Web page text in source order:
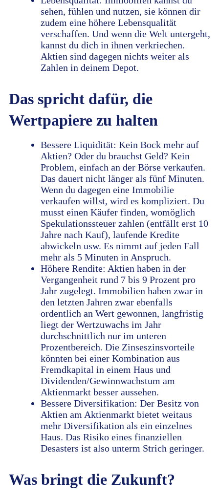
sehen, fühlen und nutzen, sie können dir
zudem eine höhere Lebensqualität
verschaffen. Und wenn die Welt untergeht,
kannst du dich in ihnen verkriechen.
Aktien sind dagegen nichts weiter als
Zahlen in deinem Depot.
Das spricht dafür, die
Wertpapiere zu halten
Bessere Liquidität: Kein Bock mehr auf
Aktien? Oder du brauchst Geld? Kein
Problem, einfach an der Börse verkaufen.
Das dauert nicht länger als fünf Minuten.
Wenn du dagegen eine Immobilie
verkaufen willst, wird es kompliziert. Du
musst einen Käufer finden, womöglich
Spekulationssteuer zahlen (entfällt erst 10
Jahre nach Kauf), laufende Kredite
abwickeln usw. Es nimmt auf jeden Fall
mehr als 5 Minuten in Anspruch.
Höhere Rendite: Aktien haben in der
Vergangenheit rund 7 bis 9 Prozent pro
Jahr zugelegt. Immobilien haben zwar in
den letzten Jahren zwar ebenfalls
ordentlich an Wert gewonnen, langfristig
liegt der Wertzuwachs im Jahr
durchschnittlich nur im unteren
Prozentbereich. Die Zinseszinsvorteile
könnten bei einer Kombination aus
Fremdkapital in einem Haus und
Dividenden/Gewinnwachstum am
Aktienmarkt besser aussehen.
Bessere Diversifikation: Der Besitz von
Aktien am Aktienmarkt bietet weitaus
mehr Diversifikation als ein einzelnes
Haus. Das Risiko eines finanziellen
Desasters ist also unterm Strich geringer.
Was bringt die Zukunft?